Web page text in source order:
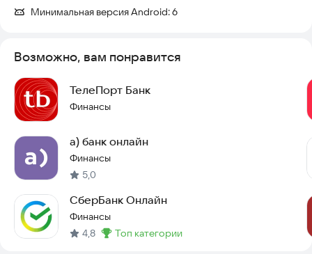
Минимальная версия Android:6
Возможно, вам понравится
ТелеПорт Банк
Финансы
а) банк онлайн
Финансы
5,0
СберБанк Онлайн
Финансы
4,8
Метка:
топ категории